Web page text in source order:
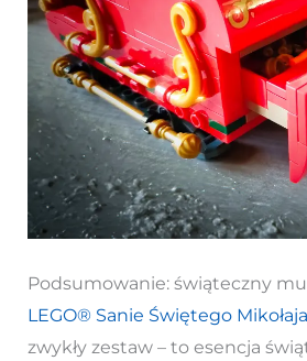
Podsumowanie: świąteczny
LEGO® Sanie Świętego Mikołaja
zwykły zestaw – to esencja